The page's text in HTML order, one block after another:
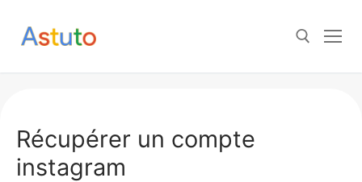
Récupérer un compte
instagram